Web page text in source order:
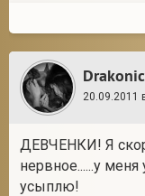
20.09.2011
ДЕВЧЕНКИ! Я
нервное......у
усыплю!